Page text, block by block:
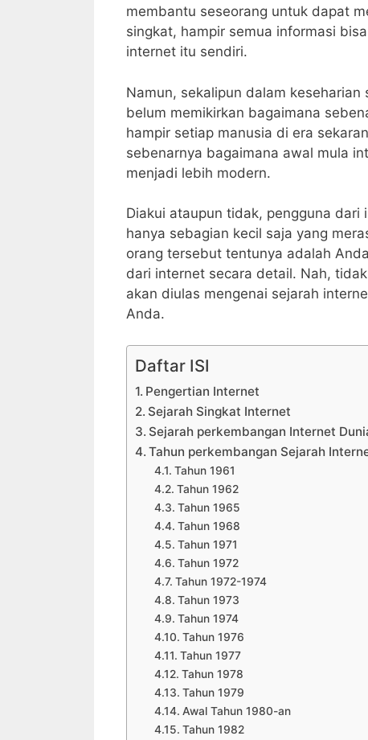
membantu seseorang untuk dapat
singkat, hampir semua informasi
internet itu sendiri.
Namun, sekalipun dalam
belum memikirkan bagaimana
hampir setiap manusia di era
sebenarnya bagaimana awal mula
menjadi lebih modern.
Diakui ataupun tidak, pengguna
hanya sebagian kecil saja yang
orang tersebut tentunya adalah
dari internet secara detail. Nah,
akan diulas mengenai sejarah
Anda.
Daftar ISI
Pengertian Internet
Sejarah Singkat Internet
Sejarah perkembangan Internet
Tahun perkembangan Sejarah
Tahun 1961
Tahun 1962
Tahun 1965
Tahun 1968
Tahun 1971
Tahun 1972
Tahun 1972-1974
Tahun 1973
Tahun 1974
Tahun 1976
Tahun 1977
Tahun 1978
Tahun 1979
Awal Tahun 1980-an
Tahun 1982